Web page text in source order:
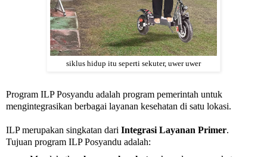
siklus hidup itu seperti sekuter, uwer uwer
Program ILP Posyandu adalah program pemerintah untuk
mengintegrasikan berbagai layanan kesehatan di satu lokasi.
ILP merupakan singkatan dari Integrasi Layanan Primer.
Tujuan program ILP Posyandu adalah: